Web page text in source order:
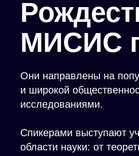
МИСИС
Они направлены на
и широкой
исследованиями.
Спикерами выступают
области науки: от